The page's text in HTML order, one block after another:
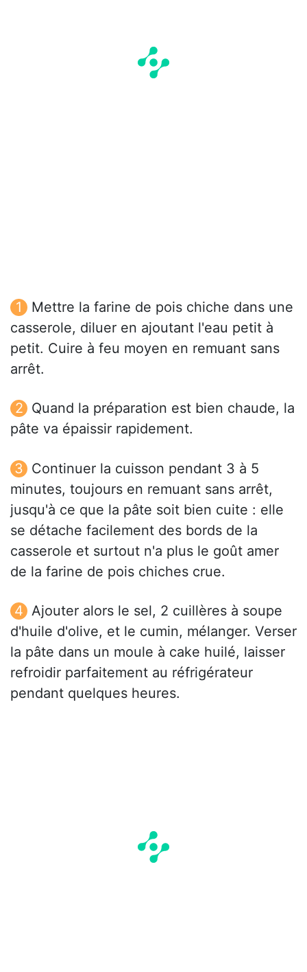
Mettre la farine de pois chiche dans une
casserole, diluer en ajoutant l'eau petit à
petit. Cuire à feu moyen en remuant sans
arrêt.
Quand la préparation est bien chaude, la
pâte va épaissir rapidement.
Continuer la cuisson pendant 3 à 5
minutes, toujours en remuant sans arrêt,
jusqu'à ce que la pâte soit bien cuite : elle
se détache facilement des bords de la
casserole et surtout n'a plus le goût amer
de la farine de pois chiches crue.
Ajouter alors le sel, 2 cuillères à soupe
d'huile d'olive, et le cumin, mélanger. Verser
la pâte dans un moule à cake huilé, laisser
refroidir parfaitement au réfrigérateur
pendant quelques heures.